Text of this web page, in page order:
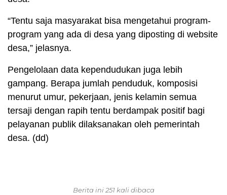
“Tentu saja masyarakat bisa mengetahui program-
program yang ada di desa yang diposting di website
desa,” jelasnya.
Pengelolaan data kependudukan juga lebih
gampang. Berapa jumlah penduduk, komposisi
menurut umur, pekerjaan, jenis kelamin semua
tersaji dengan rapih tentu berdampak positif bagi
pelayanan publik dilaksanakan oleh pemerintah
desa. (dd)
Berita ini 251 kali dibaca